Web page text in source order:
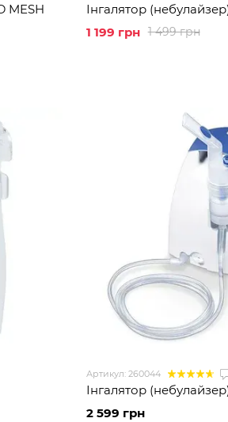
MESH
Інгалятор
1 499 грн
1 199 грн
Артикул: 260044
Інгалятор
2 599 грн